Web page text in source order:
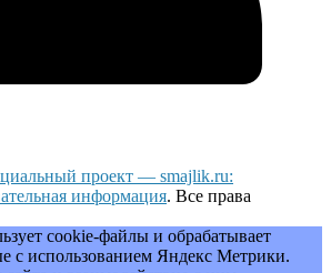
проект — smajlik.ru:
информация. Все права
cookie-файлы и обрабатывает
с использованием Яндекс Метрики.